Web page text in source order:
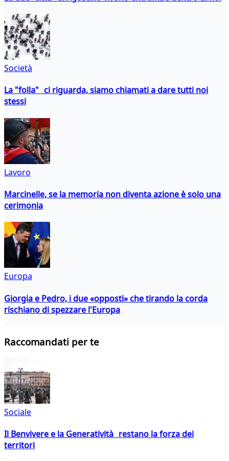
Società
La "folla" ci riguarda, siamo chiamati a dare tutti noi
stessi
Lavoro
Marcinelle, se la memoria non diventa azione è solo una
cerimonia
Europa
Giorgia e Pedro, i due «opposti» che tirando la corda
rischiano di spezzare l'Europa
Raccomandati per te
Sociale
Il Benvivere e la Generatività restano la forza dei
territori